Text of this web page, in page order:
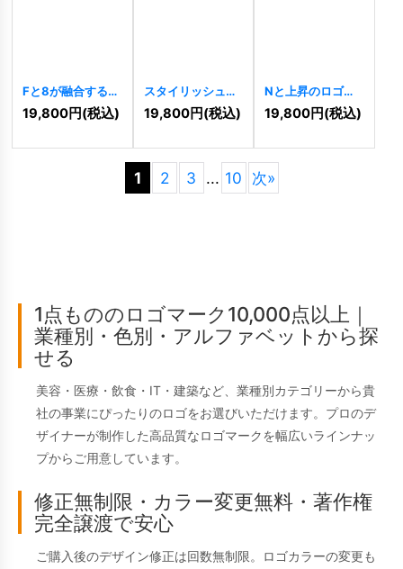
Fと8が融合する幾
何学的な躍動ロゴ
11158
19,800円(税込)
スタイリッシュな
Sのグローバルロ
ゴ [ 11155]
19,800円(税込)
Nと上昇のロゴ
[11148]
19,800円(税込)
1 2 3 ... 10 次»
1点もののロゴマーク10,000点以上｜
業種別・色別・アルファベットから探
せる
美容・医療・飲食・IT・建築など、業種別カテゴリーから貴
社の事業にぴったりのロゴをお選びいただけます。プロのデ
ザイナーが制作した高品質なロゴマークを幅広いラインナッ
プからご用意しています。
修正無制限・カラー変更無料・著作権
完全譲渡で安心
ご購入後のデザイン修正は回数無制限。ロゴカラーの変更も